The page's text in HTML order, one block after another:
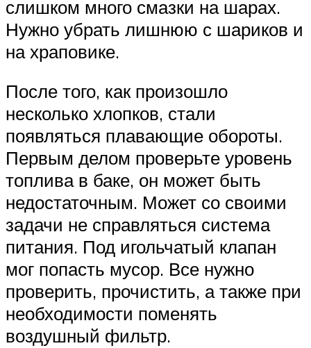
слишком много смазки на шарах.
Нужно убрать лишнюю с шариков и
на храповике.
После того, как произошло
несколько хлопков, стали
появляться плавающие обороты.
Первым делом проверьте уровень
топлива в баке, он может быть
недостаточным. Может со своими
задачи не справляться система
питания. Под игольчатый клапан
мог попасть мусор. Все нужно
проверить, прочистить, а также при
необходимости поменять
воздушный фильтр.